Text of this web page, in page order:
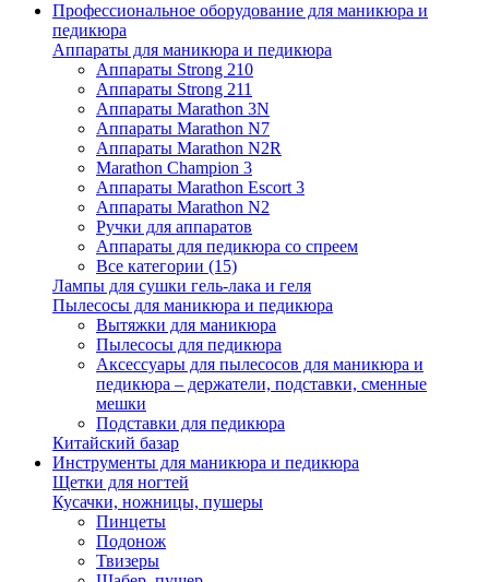
Профессиональное оборудование для маникюра и
педикюра
Аппараты для маникюра и педикюра
Аппараты Strong 210
Аппараты Strong 211
Аппараты Marathon 3N
Аппараты Marathon N7
Аппараты Marathon N2R
Marathon Champion 3
Аппараты Marathon Escort 3
Аппараты Marathon N2
Ручки для аппаратов
Аппараты для педикюра со спреем
Все категории (15)
Лампы для сушки гель-лака и геля
Пылесосы для маникюра и педикюра
Вытяжки для маникюра
Пылесосы для педикюра
Аксессуары для пылесосов для маникюра и
педикюра – держатели, подставки, сменные
мешки
Подставки для педикюра
Китайский базар
Инструменты для маникюра и педикюра
Щетки для ногтей
Кусачки, ножницы, пушеры
Пинцеты
Подонож
Твизеры